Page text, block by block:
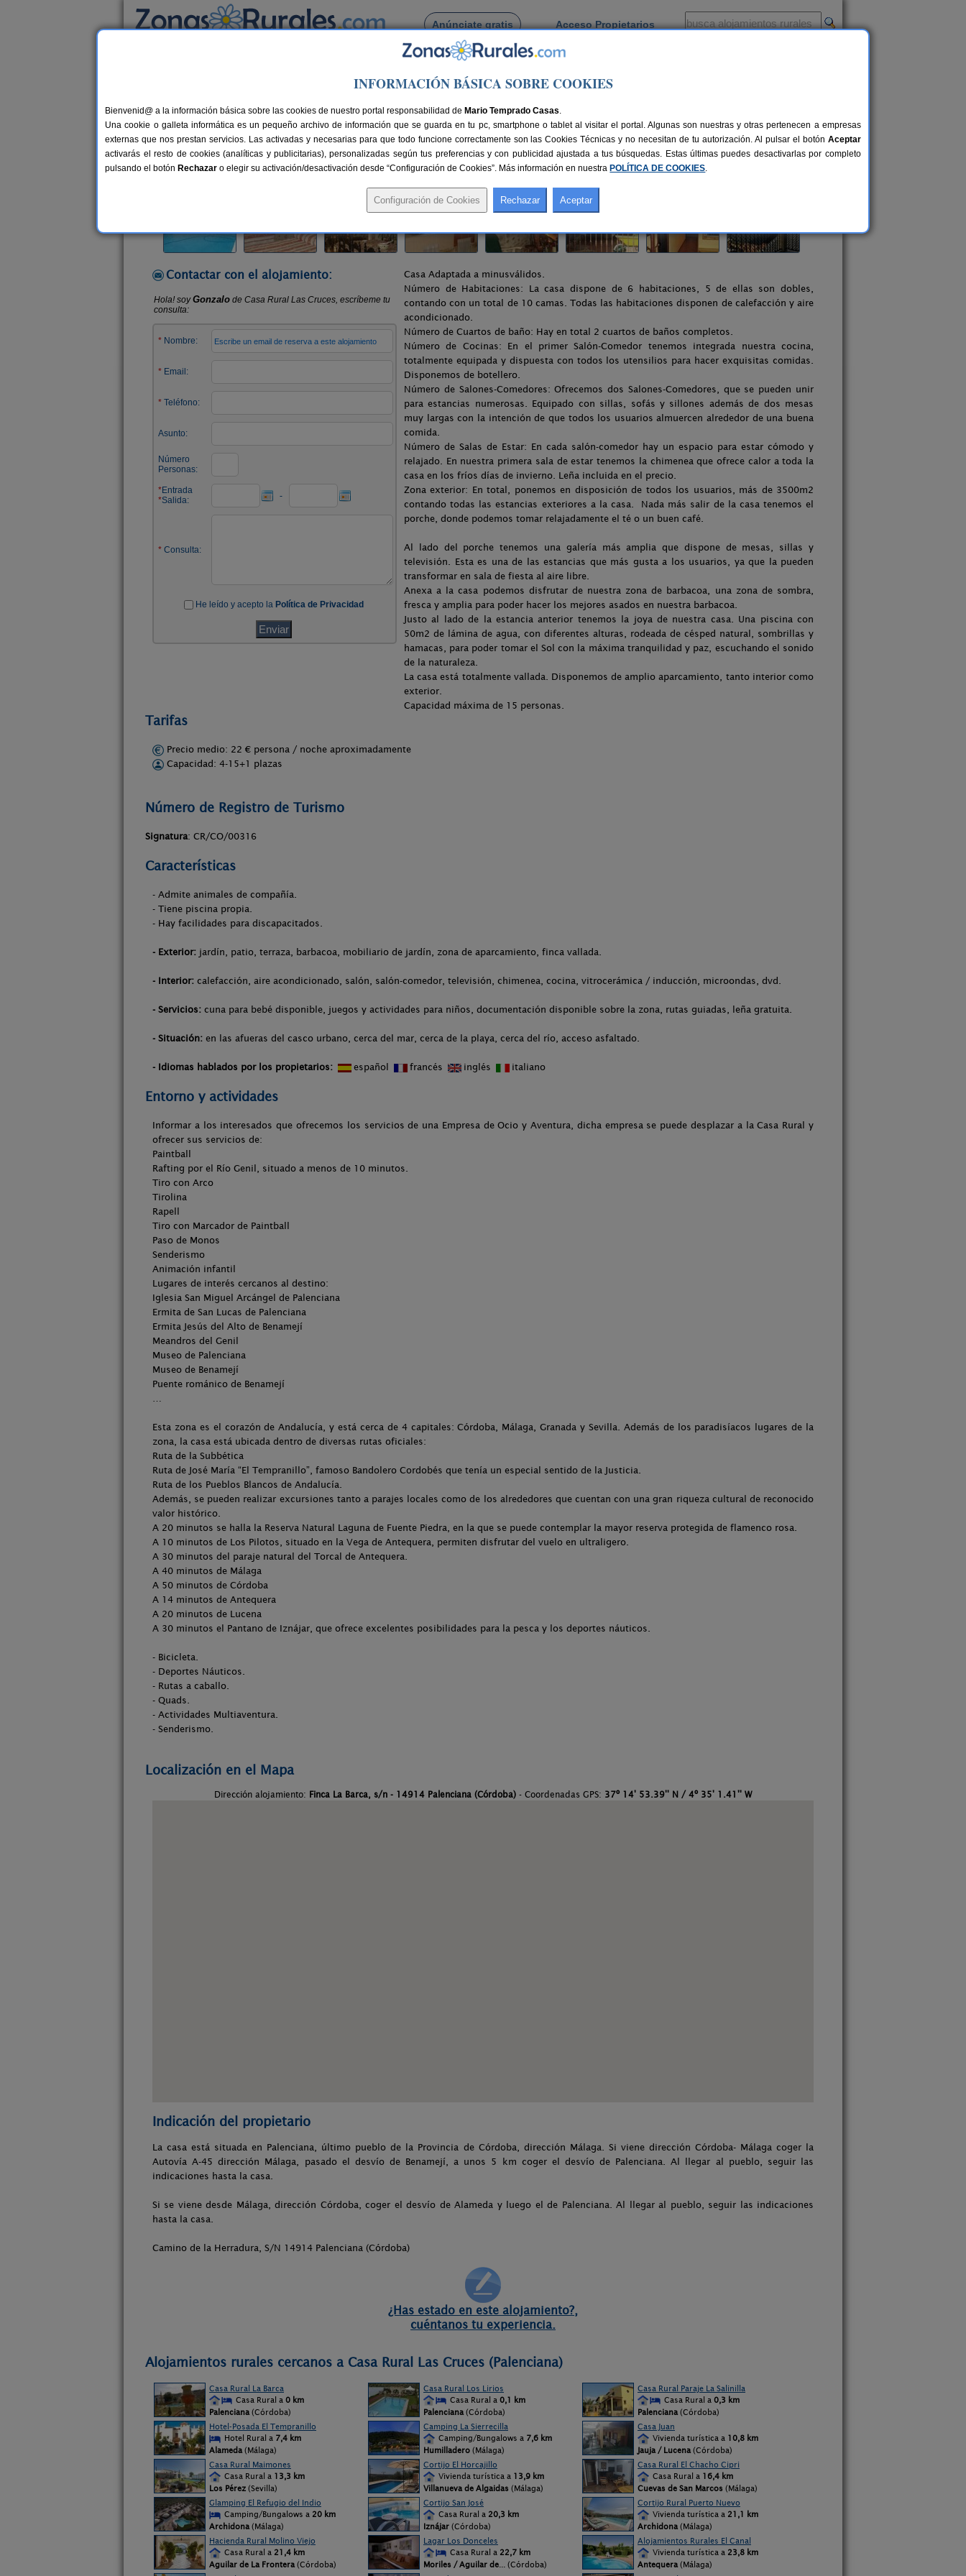
Anúnciate gratis Acceso Propietarios
Busca por pueblo
> Casa Rural Las Cruces
Casa Rural Las Cruces
Casa Rural en Palenciana (Córdoba)
Alquiler completo y por habitaciones 4-15+1 plazas 100 km de Córdoba Compartir:
Contactar con el alojamiento:
Casa Adaptada a minusválidos.
Número de Habitaciones: La casa dispone de 6 habitaciones, 5 de ellas son dobles,
contando con un total de 10 camas. Todas las habitaciones disponen de calefacción y aire
acondicionado.
Número de Cuartos de baño: Hay en total 2 cuartos de baños completos.
Número de Cocinas: En el primer Salón-Comedor tenemos integrada nuestra cocina,
totalmente equipada y dispuesta con todos los utensilios para hacer exquisitas comidas.
Disponemos de botellero.
Número de Salones-Comedores: Ofrecemos dos Salones-Comedores, que se pueden unir
para estancias numerosas. Equipado con sillas, sofás y sillones además de dos mesas
muy largas con la intención de que todos los usuarios almuercen alrededor de una buena
comida.
Número de Salas de Estar: En cada salón-comedor hay un espacio para estar cómodo y
relajado. En nuestra primera sala de estar tenemos la chimenea que ofrece calor a toda la
casa en los fríos días de invierno. Leña incluida en el precio.
Zona exterior: En total, ponemos en disposición de todos los usuarios, más de 3500m2
contando todas las estancias exteriores a la casa. Nada más salir de la casa tenemos el
porche, donde podemos tomar relajadamente el té o un buen café.
Al lado del porche tenemos una galería más amplia que dispone de mesas, sillas y
televisión. Esta es una de las estancias que más gusta a los usuarios, ya que la pueden
transformar en sala de fiesta al aire libre.
Anexa a la casa podemos disfrutar de nuestra zona de barbacoa, una zona de sombra,
fresca y amplia para poder hacer los mejores asados en nuestra barbacoa.
Justo al lado de la estancia anterior tenemos la joya de nuestra casa. Una piscina con
50m2 de lámina de agua, con diferentes alturas, rodeada de césped natural, sombrillas y
hamacas, para poder tomar el Sol con la máxima tranquilidad y paz, escuchando el sonido
de la naturaleza.
La casa está totalmente vallada. Disponemos de amplio aparcamiento, tanto interior como
exterior.
Capacidad máxima de 15 personas.
Tarifas
Precio medio: 22 € persona / noche aproximadamente
Capacidad: 4-15+1 plazas
Número de Registro de Turismo
Signatura: CR/CO/00316
Características
- Admite animales de compañía.
- Tiene piscina propia.
- Hay facilidades para discapacitados.
- Exterior: jardín, patio, terraza, barbacoa, mobiliario de jardín, zona de aparcamiento, finca vallada.
- Interior: calefacción, aire acondicionado, salón, salón-comedor, televisión, chimenea, cocina, vitrocerámica / inducción, microondas, dvd.
- Servicios: cuna para bebé disponible, juegos y actividades para niños, documentación disponible sobre la zona, rutas guiadas, leña gratuita.
- Situación: en las afueras del casco urbano, cerca del mar, cerca de la playa, cerca del río, acceso asfaltado.
- Idiomas hablados por los propietarios: español francés inglés italiano
Entorno y actividades
Informar a los interesados que ofrecemos los servicios de una Empresa de Ocio y Aventura, dicha empresa se puede desplazar a la Casa Rural y
ofrecer sus servicios de:
Paintball
Rafting por el Río Genil, situado a menos de 10 minutos.
Tiro con Arco
Tirolina
Rapell
Tiro con Marcador de Paintball
Paso de Monos
Senderismo
Animación infantil
Lugares de interés cercanos al destino:
Iglesia San Miguel Arcángel de Palenciana
Ermita de San Lucas de Palenciana
Ermita Jesús del Alto de Benamejí
Meandros del Genil
Museo de Palenciana
Museo de Benamejí
Puente románico de Benamejí
…
Esta zona es el corazón de Andalucía, y está cerca de 4 capitales: Córdoba, Málaga, Granada y Sevilla. Además de los paradisíacos lugares de la
zona, la casa está ubicada dentro de diversas rutas oficiales:
Ruta de la Subbética
Ruta de José María “El Tempranillo”, famoso Bandolero Cordobés que tenía un especial sentido de la Justicia.
Ruta de los Pueblos Blancos de Andalucía.
Además, se pueden realizar excursiones tanto a parajes locales como de los alrededores que cuentan con una gran riqueza cultural de reconocido
valor histórico.
A 20 minutos se halla la Reserva Natural Laguna de Fuente Piedra, en la que se puede contemplar la mayor reserva protegida de flamenco rosa.
A 10 minutos de Los Pilotos, situado en la Vega de Antequera, permiten disfrutar del vuelo en ultraligero.
A 30 minutos del paraje natural del Torcal de Antequera.
A 40 minutos de Málaga
A 50 minutos de Córdoba
A 14 minutos de Antequera
A 20 minutos de Lucena
A 30 minutos el Pantano de Iznájar, que ofrece excelentes posibilidades para la pesca y los deportes náuticos.
- Bicicleta.
- Deportes Náuticos.
- Rutas a caballo.
- Quads.
- Actividades Multiaventura.
- Senderismo.
Localización en el Mapa
Dirección alojamiento: Finca La Barca, s/n - 14914 Palenciana (Córdoba) - Coordenadas GPS: 37º 14' 53.39'' N / 4º 35' 1.41'' W
Indicación del propietario
La casa está situada en Palenciana, último pueblo de la Provincia de Córdoba, dirección Málaga. Si viene dirección Córdoba- Málaga coger la
Autovía A-45 dirección Málaga, pasado el desvío de Benamejí, a unos 5 km coger el desvío de Palenciana. Al llegar al pueblo, seguir las
indicaciones hasta la casa.
Si se viene desde Málaga, dirección Córdoba, coger el desvío de Alameda y luego el de Palenciana. Al llegar al pueblo, seguir las indicaciones
hasta la casa.
Camino de la Herradura, S/N 14914 Palenciana (Córdoba)
¿Has estado en este alojamiento?,
cuéntanos tu experiencia.
Alojamientos rurales cercanos a Casa Rural Las Cruces (Palenciana)
Casa Rural La Barca
Casa Rural a 0 km
Palenciana (Córdoba)
Casa Rural Los Lirios
Casa Rural a 0,1 km
Palenciana (Córdoba)
Casa Rural Paraje La Salinilla
Casa Rural a 0,3 km
Palenciana (Córdoba)
Hotel-Posada El Tempranillo
Hotel Rural a 7,4 km
Alameda (Málaga)
Camping La Sierrecilla
Camping/Bungalows a 7,6 km
Humilladero (Málaga)
Casa Juan
Vivienda turística a 10,8 km
Jauja / Lucena (Córdoba)
Casa Rural Maimones
Casa Rural a 13,3 km
Los Pérez (Sevilla)
Cortijo El Horcajillo
Vivienda turística a 13,9 km
Villanueva de Algaidas (Málaga)
Casa Rural El Chacho Cipri
Casa Rural a 16,4 km
Cuevas de San Marcos (Málaga)
Glamping El Refugio del Indio
Camping/Bungalows a 20 km
Archidona (Málaga)
Cortijo San José
Casa Rural a 20,3 km
Iznájar (Córdoba)
Cortijo Rural Puerto Nuevo
Vivienda turística a 21,1 km
Archidona (Málaga)
Hacienda Rural Molino Viejo
Casa Rural a 21,4 km
Aguilar de La Frontera (Córdoba)
Lagar Los Donceles
Casa Rural a 22,7 km
Moriles / Aguilar de... (Córdoba)
Alojamientos Rurales El Canal
Vivienda turística a 23,8 km
Antequera (Málaga)
INFORMACIÓN BÁSICA SOBRE COOKIES
Bienvenid@ a la información básica sobre las cookies de nuestro portal responsabilidad de Mario Temprado Casas.
Una cookie o galleta informática es un pequeño archivo de información que se guarda en tu pc, smartphone o tablet al visitar el portal. Algunas son nuestras y otras pertenecen a empresas
externas que nos prestan servicios. Las activadas y necesarias para que todo funcione correctamente son las Cookies Técnicas y no necesitan de tu autorización. Al pulsar el botón Aceptar
activarás el resto de cookies (analíticas y publicitarias), personalizadas según tus preferencias y con publicidad ajustada a tus búsquedas. Estas últimas puedes desactivarlas por completo
pulsando el botón Rechazar o elegir su activación/desactivación desde “Configuración de Cookies”. Más información en nuestra POLÍTICA DE COOKIES.